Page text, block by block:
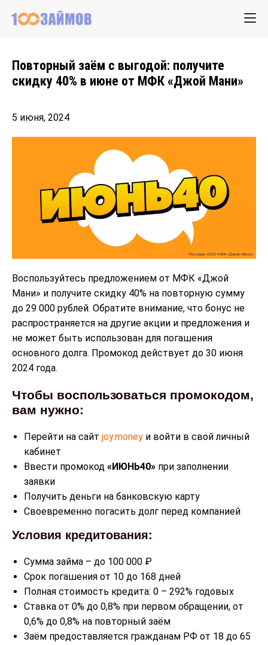
Повторный заём с выгодой: получите
скидку 40% в июне от МФК «Джой Мани»
5 июня, 2024
Воспользуйтесь предложением от МФК «Джой
Мани» и получите скидку 40% на повторную сумму
до 29 000 рублей. Обратите внимание, что бонус не
распространяется на другие акции и предложения и
не может быть использован для погашения
основного долга. Промокод действует до 30 июня
2024 года.
Чтобы воспользоваться промокодом,
вам нужно:
Перейти на сайт joy.money и войти в свой личный
кабинет
Ввести промокод «ИЮНЬ40» при заполнении
заявки
Получить деньги на банковскую карту
Своевременно погасить долг перед компанией
Условия кредитования:
Сумма займа – до 100 000 ₽
Срок погашения от 10 до 168 дней
Полная стоимость кредита: 0 – 292% годовых
Ставка от 0% до 0,8% при первом обращении, от
0,6% до 0,8% на повторный заём
Заём предоставляется гражданам РФ от 18 до 65